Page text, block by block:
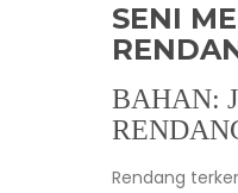
SENI
BAHAN:
Rendang